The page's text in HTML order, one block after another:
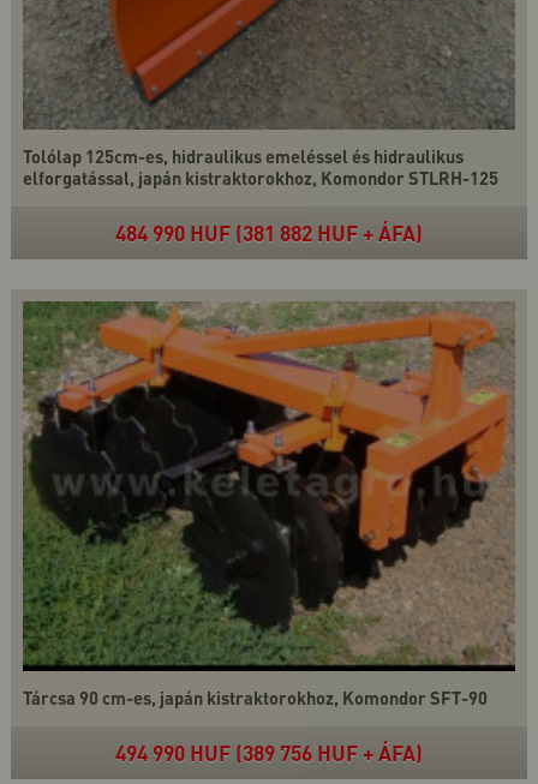
Tolólap 125cm-es, hidraulikus emeléssel és hidraulikus
elforgatással, japán kistraktorokhoz, Komondor STLRH-125
484 990 HUF (381 882 HUF + ÁFA)
Tárcsa 90 cm-es, japán kistraktorokhoz, Komondor SFT-90
494 990 HUF (389 756 HUF + ÁFA)